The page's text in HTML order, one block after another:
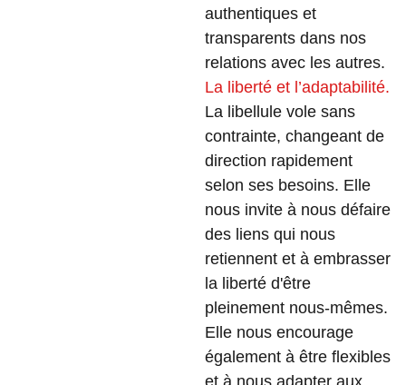
authentiques et
transparents dans nos
relations avec les autres.
La liberté et l’adaptabilité.
La libellule vole sans
contrainte, changeant de
direction rapidement
selon ses besoins. Elle
nous invite à nous défaire
des liens qui nous
retiennent et à embrasser
la liberté d'être
pleinement nous-mêmes.
Elle nous encourage
également à être flexibles
et à nous adapter aux